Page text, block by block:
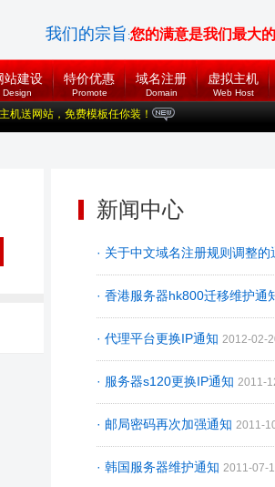
我们的宗旨 :您的满意是我们最大
站建设
Design
特价优惠
Promote
域名注册
Domain
虚拟主机
Web Host
机送网站，免费模板任你装！
新闻中心
· 关于中文域名注册规则调整的
· 香港服务器hk800迁移维护通
· 代理平台更换IP通知 2012-02-
· 服务器s120更换IP通知 2011-
· 邮局密码再次加强通知 2011-
· 韩国服务器维护通知 2011-07-